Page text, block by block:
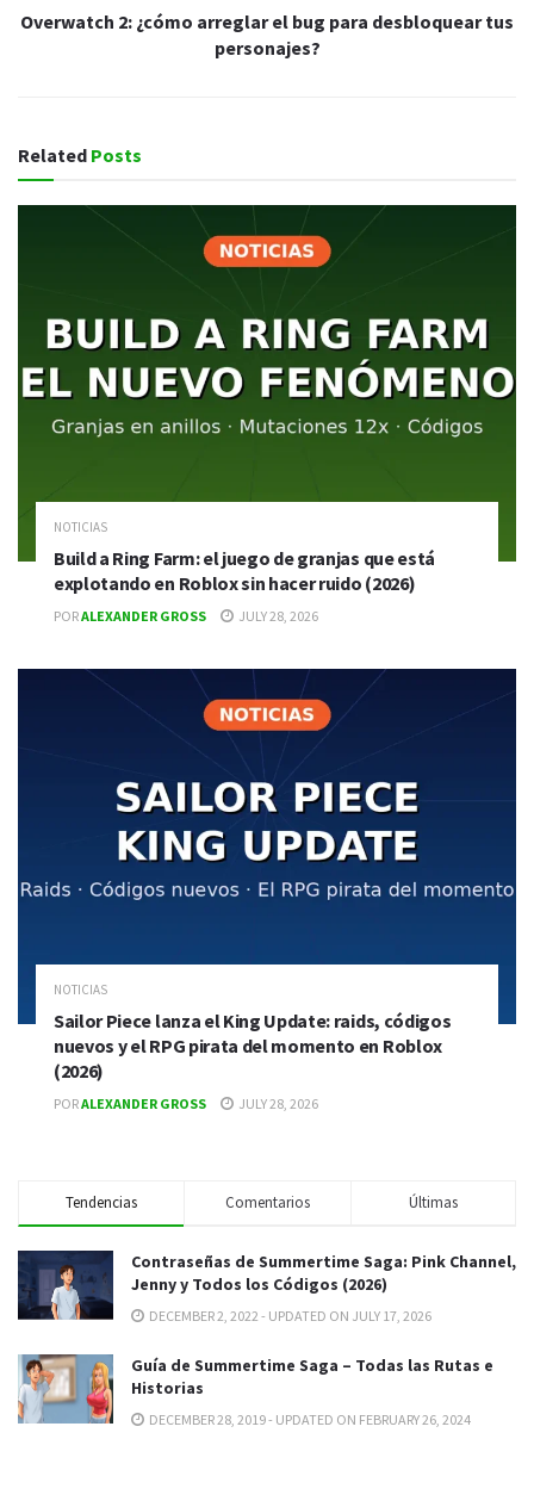
Overwatch 2: ¿cómo arreglar el bug para desbloquear tus
personajes?
Related Posts
NOTICIAS
Build a Ring Farm: el juego de granjas que está
explotando en Roblox sin hacer ruido (2026)
PORALEXANDER GROSS JULY 28, 2026
NOTICIAS
Sailor Piece lanza el King Update: raids, códigos
nuevos y el RPG pirata del momento en Roblox
(2026)
PORALEXANDER GROSS JULY 28, 2026
Tendencias Comentarios Últimas
Contraseñas de Summertime Saga: Pink Channel,
Jenny y Todos los Códigos (2026)
DECEMBER 2, 2022 - UPDATED ON JULY 17, 2026
Guía de Summertime Saga – Todas las Rutas e
Historias
DECEMBER 28, 2019 - UPDATED ON FEBRUARY 26, 2024